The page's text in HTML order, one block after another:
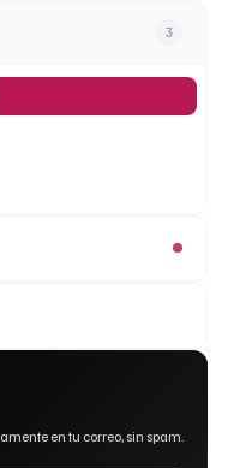
3
en tu correo, sin spam.